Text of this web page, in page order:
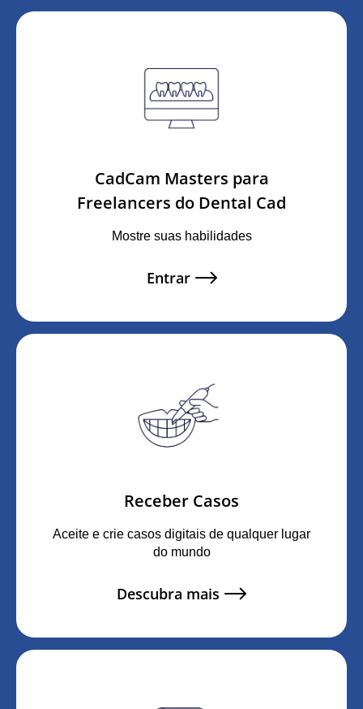
CadCam Masters para
Freelancers do Dental Cad
Mostre suas habilidades
Entrar
Receber Casos
Aceite e crie casos digitais de qualquer lugar
do mundo
Descubra mais